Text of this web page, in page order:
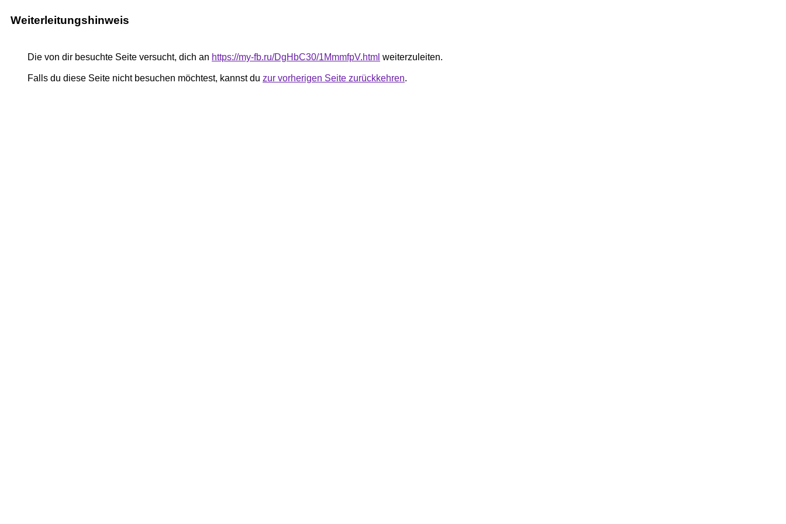
Weiterleitungshinweis
Die von dir besuchte Seite versucht, dich an https://my-fb.ru/DgHbC30/1MmmfpV.html weiterzuleiten.
Falls du diese Seite nicht besuchen möchtest, kannst du zur vorherigen Seite zurückkehren.